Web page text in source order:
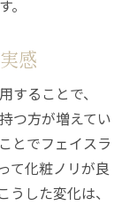
感
することで、
つ方が増えてい
とでフェイスラ
て化粧ノリが良
した変化は、